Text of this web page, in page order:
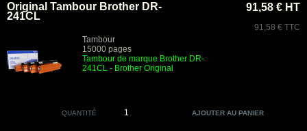
Original Tambour Brother DR-
241CL
Tambour
15000 pages
Tambour de marque Brother DR-
241CL - Brother Original
91,58 € HT
91,58 € TTC
QUANTITÉ